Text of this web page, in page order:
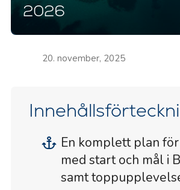
2026
20. november, 2025
En komplett plan
med start och mål i
samt